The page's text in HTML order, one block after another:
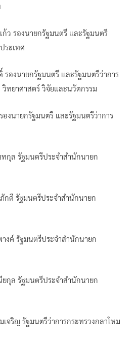
ว รองนายกรัฐมนตรี และรัฐมนตรี
ระเทศ
องนายกรัฐมนตรี และรัฐมนตรีว่าการ
ทยาศาสตร์ วิจัยและนวัตกรรม
งนายกรัฐมนตรี และรัฐมนตรีว่าการ
กุล รัฐมนตรีประจำสำนักนายก
กดี รัฐมนตรีประจำสำนักนายก
งค์ รัฐมนตรีประจำสำนักนายก
กุล รัฐมนตรีประจำสำนักนายก
จริญ รัฐมนตรีว่าการกระทรวงกลาโหม